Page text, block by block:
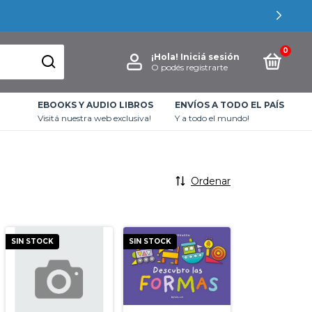
¡Hola! Iniciá sesión
O podés registrarte
0
EBOOKS Y AUDIO LIBROS
Visitá nuestra web exclusiva!
ENVÍOS A TODO EL PAÍS
Y a todo el mundo!
Ordenar
SIN STOCK SIN STOCK